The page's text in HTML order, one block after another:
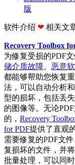
版
软件介绍 ❤ 相关文
Recovery Toolbox
为修复受损的PDF
储介质故障
恶意
都能够帮助您恢复
法，可以自动分析
型的损坏，包括丢
的图像等。无论
的， Recovery
for PDF提供了直观
需要修复的PDF文
复损坏的文件，并
批量处理，可以同